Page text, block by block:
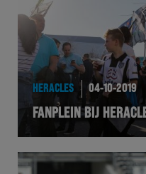
Futsal
eSports
Academie
HERACLES 04-10-2019
FANPLEIN BIJ